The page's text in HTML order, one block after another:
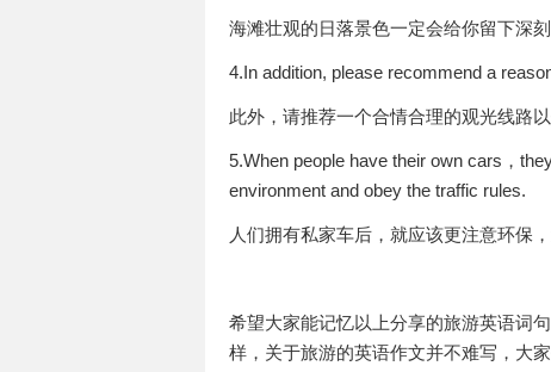
海滩壮观的日落景色一定会给你留下深刻
4.In addition, please recommend a
此外，请推荐一个合情合理的观光线路
5.When people have their own cars，
environment and obey the traffic rules.
人们拥有私家车后，就应该更注意环保，
希望大家能记忆以上分享的旅游英语词
样，关于旅游的英语作文并不难写，大